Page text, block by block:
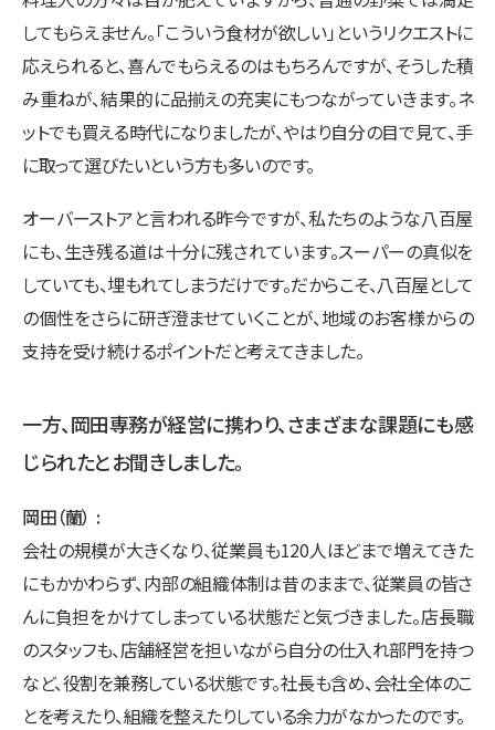
してもらえません。「こういう食材が欲しい」というリクエストに
応えられると、喜んでもらえるのはもちろんですが、そうした積
み重ねが、結果的に品揃えの充実にもつながっていきます。ネ
ットでも買える時代になりましたが、やはり自分の目で見て、手
に取って選びたいという方も多いのです。
オーバーストアと言われる昨今ですが、私たちのような八百屋
にも、生き残る道は十分に残されています。スーパーの真似を
していても、埋もれてしまうだけです。だからこそ、八百屋として
の個性をさらに研ぎ澄ませていくことが、地域のお客様からの
支持を受け続けるポイントだと考えてきました。
一方、岡田専務が経営に携わり、さまざまな課題にも感
じられたとお聞きしました。
岡田（蘭）
会社の規模が大きくなり、従業員も120人ほどまで増えてきた
にもかかわらず、内部の組織体制は昔のままで、従業員の皆さ
んに負担をかけてしまっている状態だと気づきました。店長職
のスタッフも、店舗経営を担いながら自分の仕入れ部門を持つ
など、役割を兼務している状態です。社長も含め、会社全体のこ
とを考えたり、組織を整えたりしている余力がなかったのです。